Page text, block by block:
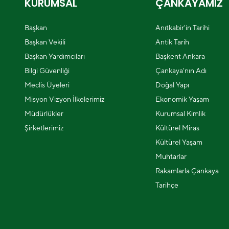
KURUMSAL
Başkan
Başkan Vekili
Başkan Yardımcıları
Bilgi Güvenliği
Meclis Üyeleri
Misyon Vizyon İlkelerimiz
Müdürlükler
Şirketlerimiz
ÇANKAYAMIZ
Anıtkabir'in Tarihi
Antik Tarih
Başkent Ankara
Çankaya'nın Adı
Doğal Yapı
Ekonomik Yaşam
Kurumsal Kimlik
Kültürel Miras
Kültürel Yaşam
Muhtarlar
Rakamlarla Çankaya
Tarihçe